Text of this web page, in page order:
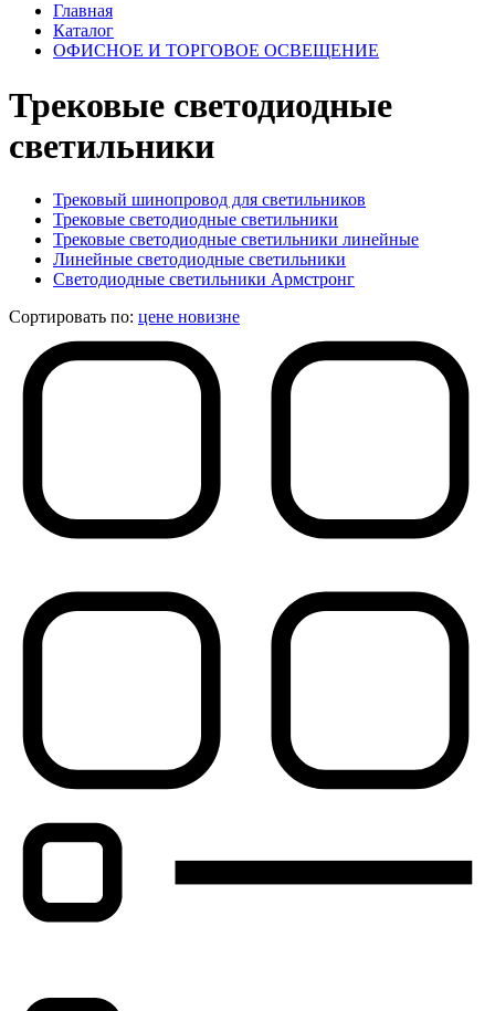
Главная
Каталог
ОФИСНОЕ И ТОРГОВОЕ ОСВЕЩЕНИЕ
Трековые светодиодные
светильники
Трековый шинопровод для светильников
Трековые светодиодные светильники
Трековые светодиодные светильники линейные
Линейные светодиодные светильники
Светодиодные светильники Армстронг
Сортировать по: цене новизне